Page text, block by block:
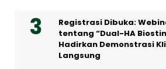
Registrasi Dibuka:
tentang “Dual-HA
Hadirkan Demonstrasi
Langsung